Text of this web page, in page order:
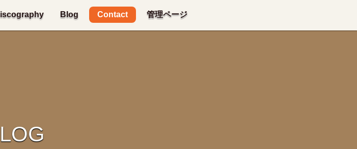
Blog Contact 管理ページ